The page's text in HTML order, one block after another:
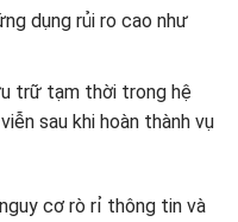
dụng rủi ro cao như
trữ tạm thời trong hệ
sau khi hoàn thành vụ
cơ rò rỉ thông tin và